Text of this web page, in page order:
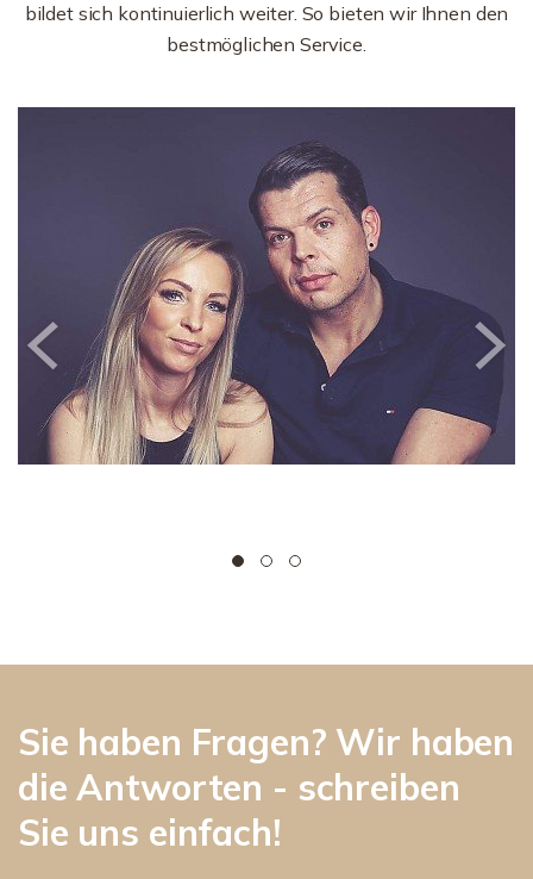
bildet sich kontinuierlich weiter. So bieten wir Ihnen den
bestmöglichen Service.
Sie haben Fragen? Wir haben
die Antworten - schreiben
Sie uns einfach!